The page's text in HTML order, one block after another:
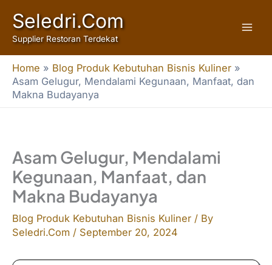
content
Seledri.Com
Supplier Restoran Terdekat
Home » Blog Produk Kebutuhan Bisnis Kuliner »
Asam Gelugur, Mendalami Kegunaan, Manfaat, dan
Makna Budayanya
Asam Gelugur, Mendalami
Kegunaan, Manfaat, dan
Makna Budayanya
Blog Produk Kebutuhan Bisnis Kuliner / By
Seledri.Com / September 20, 2024